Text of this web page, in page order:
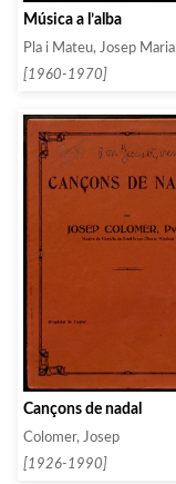
Música a l’alba
Pla i Mateu, Josep Maria
[1960-1970]
Cançons de nadal
Colomer, Josep
[1926-1990]